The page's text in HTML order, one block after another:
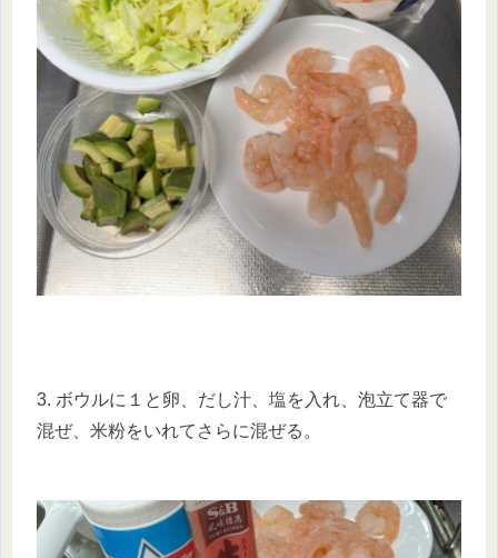
3. ボウルに１と卵、だし汁、塩を入れ、泡立て器で
混ぜ、米粉をいれてさらに混ぜる。